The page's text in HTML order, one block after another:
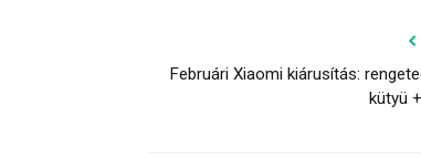
Februári Xiaomi kiárusítás:
kütyü